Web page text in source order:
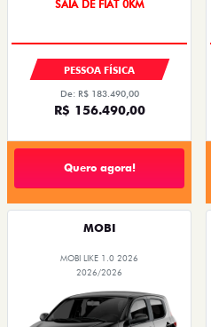
SAIA DE FIAT 0KM
PESSOA FÍSICA
De: R$ 183.490,00
R$ 156.490,00
Quero agora!
MOBI
MOBI LIKE 1.0 2026
2026/2026